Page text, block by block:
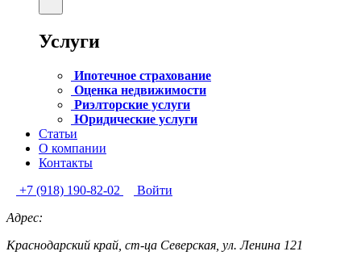
Услуги
Ипотечное страхование
Оценка недвижимости
Риэлторские услуги
Юридические услуги
Статьи
О компании
Контакты
+7 (918) 190-82-02
Войти
Адрес:
Краснодарский край, ст-ца Северская, ул. Ленина 121